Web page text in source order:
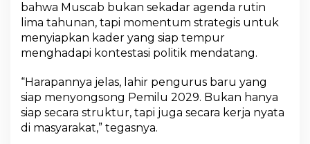
2
0
2
9
d
i
F
o
bahwa Muscab bukan sekadar agenda rutin
lima tahunan, tapi momentum strategis untuk
menyiapkan kader yang siap tempur
menghadapi kontestasi politik mendatang.
“Harapannya jelas, lahir pengurus baru yang
siap menyongsong Pemilu 2029. Bukan hanya
siap secara struktur, tapi juga secara kerja nyata
di masyarakat,” tegasnya.